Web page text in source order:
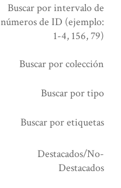
campo
específico":
Buscar por intervalo de
números de ID (ejemplo:
1-4, 156, 79)
Buscar por colección
Buscar por tipo
Buscar por etiquetas
Destacados/No-
Destacados